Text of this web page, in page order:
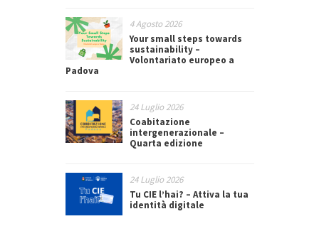
4 Agosto 2026
Your small steps towards
sustainability –
Volontariato europeo a
Padova
24 Luglio 2026
Coabitazione
intergenerazionale –
Quarta edizione
24 Luglio 2026
Tu CIE l’hai? – Attiva la tua
identità digitale